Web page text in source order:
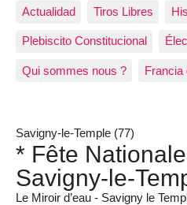
Actualidad Tiros Libres
Plebiscito Constitucional
Qui sommes nous ? Francia
Savigny-le-Temple (77)
* Fête
Savigny-le-
Le Miroir d’eau - Savigny le